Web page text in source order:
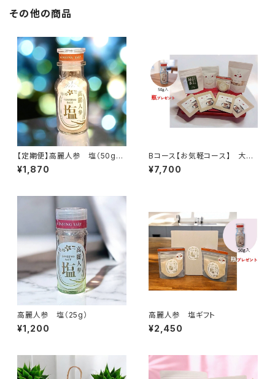
その他の商品
【定期便】高麗人参 塩（50g）
（送料無料）
¥1,870
Bコース【お気軽コース】 大切
な人にいつもありがとう❣
¥7,700
高麗人参 塩（25g）
¥1,200
高麗人参 塩ギフト
¥2,450